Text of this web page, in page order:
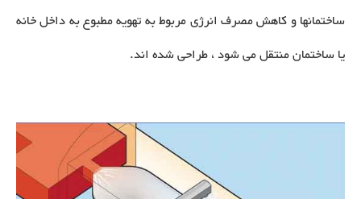
ساختمانها و کاهش مصرف انرژی مربوط به تهویه مطبوع به داخل خانه
یا ساختمان منتقل می شود ، طراحی شده اند.